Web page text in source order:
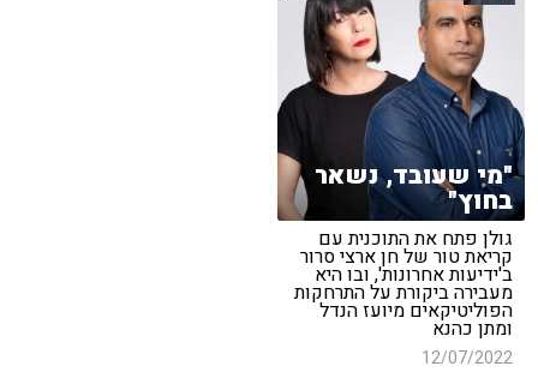
"מי שעובד, נשאר
בחוץ"
גולן פתח את התוכנית עם
קריאת טור של חן ארצי סרור
ב'ידיעות אחרונות', ובו היא
מעבירה ביקורת על התרחקות
הפוליטיקאים מיועז הנדל
ומתן כהנא
12/07/2022